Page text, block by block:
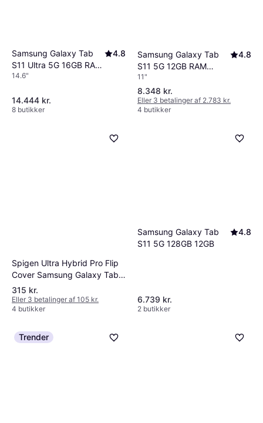
Samsung Galaxy Tab
S11 Ultra 5G 16GB RAM
1TB Grey
4.8
14.6"
14.444 kr.
8 butikker
Samsung Galaxy Tab
S11 5G 12GB RAM
128GB Enterprise
Edition Grey
4.8
11"
8.348 kr.
Eller 3 betalinger af 2.783 kr.
4 butikker
Spigen Ultra Hybrid Pro Flip
Cover Samsung Galaxy Tab
S11
315 kr.
Eller 3 betalinger af 105 kr.
4 butikker
Samsung Galaxy Tab
S11 5G 128GB 12GB
4.8
6.739 kr.
2 butikker
Trender